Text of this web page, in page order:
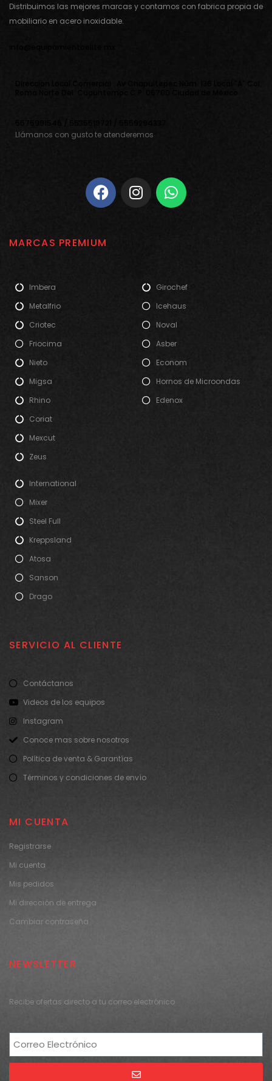
Distribuimos las mejores marcas y contamos con fabrica propia de
mobiliario en acero inoxidable.
Llámanos con gusto te atenderemos
MARCAS PREMIUM
Imbera
Metalfrio
Criotec
Friocima
Nieto
Migsa
Rhino
Coriat
Mexcut
Zeus
Girochef
Icehaus
Noval
Asber
Econom
Hornos de Microondas
Edenox
International
Mixer
Steel Full
Kreppsland
Atosa
Sanson
Drago
SERVICIO AL CLIENTE
Contáctanos
Videos de los equipos
Instagram
Conoce mas sobre nosotros
Política de venta & Garantías
Términos y condiciones de envío
MI CUENTA
Registrarse
Mi cuenta
Mis pedidos
Mi dirección de entrega
Cambiar contraseña
NEWSLETTER
Recibe ofertas directo a tu correo electrónico